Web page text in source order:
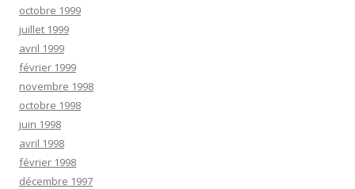
octobre 1999
juillet 1999
avril 1999
février 1999
novembre 1998
octobre 1998
juin 1998
avril 1998
février 1998
décembre 1997